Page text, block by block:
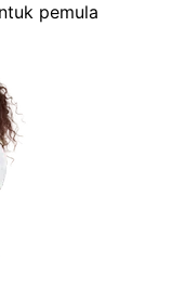
pemula